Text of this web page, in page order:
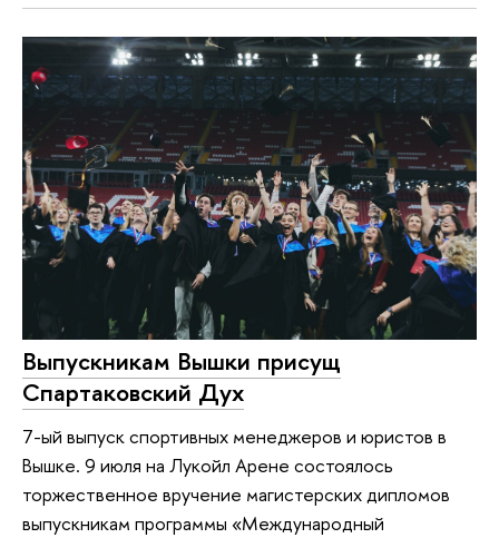
Выпускникам Вышки присущ
Спартаковский Дух
7-ый выпуск спортивных менеджеров и юристов в
Вышке. 9 июля на Лукойл Арене состоялось
торжественное вручение магистерских дипломов
выпускникам программы «Международный